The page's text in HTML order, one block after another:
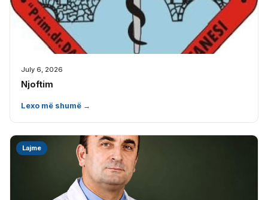
July 6, 2026
Njoftim
Lexo më shumë →
Lajme